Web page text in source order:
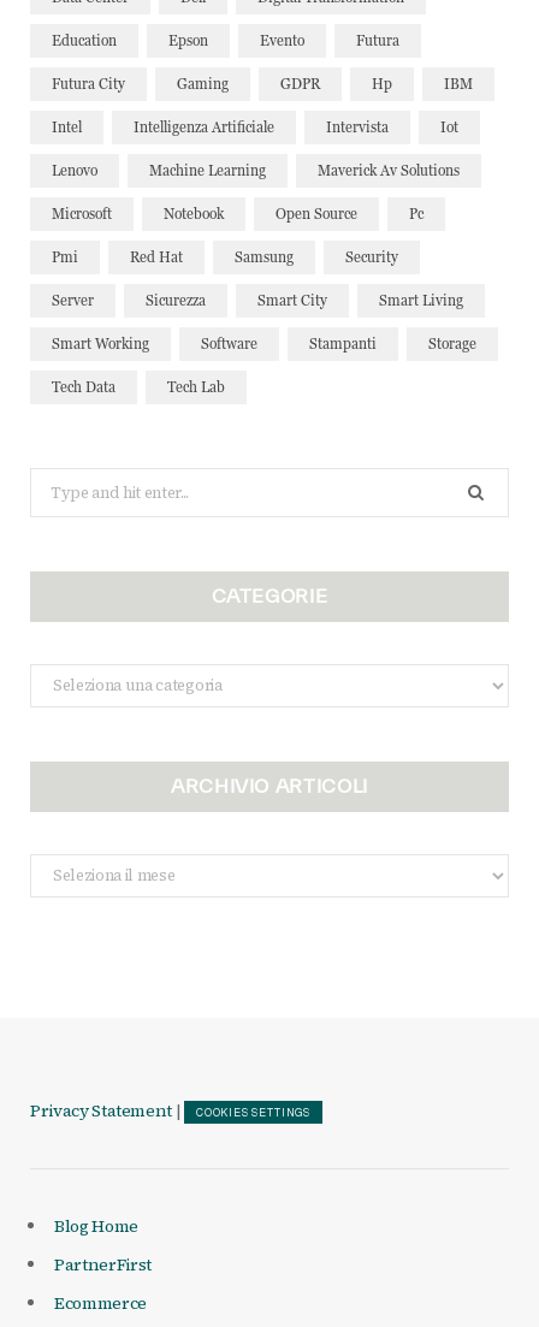
Education Epson Evento Futura
Futura City Gaming GDPR Hp IBM
Intel Intelligenza Artificiale Intervista Iot
Lenovo Machine Learning Maverick Av Solutions
Microsoft Notebook Open Source Pc
Pmi Red Hat Samsung Security
Server Sicurezza Smart City Smart Living
Smart Working Software Stampanti Storage
Tech Data Tech Lab
for:
CATEGORIE
Categorie
ARCHIVIO ARTICOLI
Archivio
Articoli
Privacy Statement | COOKIES SETTINGS
Blog Home
PartnerFirst
Ecommerce